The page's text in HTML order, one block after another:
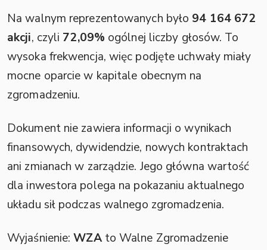
Na walnym reprezentowanych było 94 164 672
akcji, czyli 72,09% ogólnej liczby głosów. To
wysoka frekwencja, więc podjęte uchwały miały
mocne oparcie w kapitale obecnym na
zgromadzeniu.
Dokument nie zawiera informacji o wynikach
finansowych, dywidendzie, nowych kontraktach
ani zmianach w zarządzie. Jego główna wartość
dla inwestora polega na pokazaniu aktualnego
układu sił podczas walnego zgromadzenia.
Wyjaśnienie:WZAto Walne Zgromadzenie